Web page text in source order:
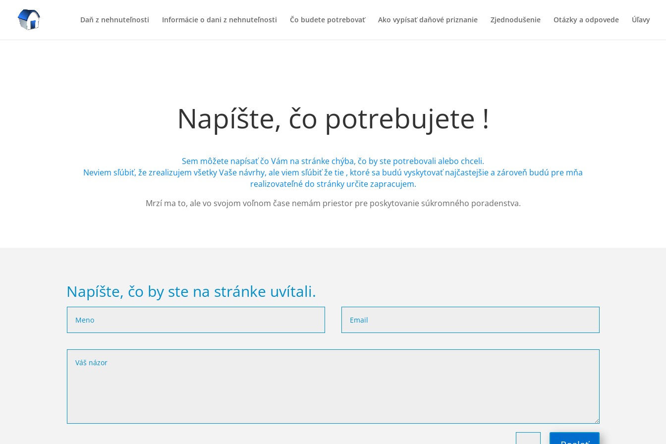
Daň z nehnuteľnosti Informácie o dani z nehnuteľnosti Čo budete potrebovať Ako vypísať daňové priznanie Zjednodušenie Otázky a odpovede Úľavy
Napíšte, čo potrebujete !
Sem môžete napísať čo Vám na stránke chýba, čo by ste potrebovali alebo chceli.
Neviem sľúbiť, že zrealizujem všetky Vaše návrhy, ale viem sľúbiť že tie , ktoré sa budú vyskytovať najčastejšie a zároveň budú pre mňa
realizovateľné do stránky určite zapracujem.
Mrzí ma to, ale vo svojom voľnom čase nemám priestor pre poskytovanie súkromného poradenstva.
Napíšte, čo by ste na stránke uvítali.